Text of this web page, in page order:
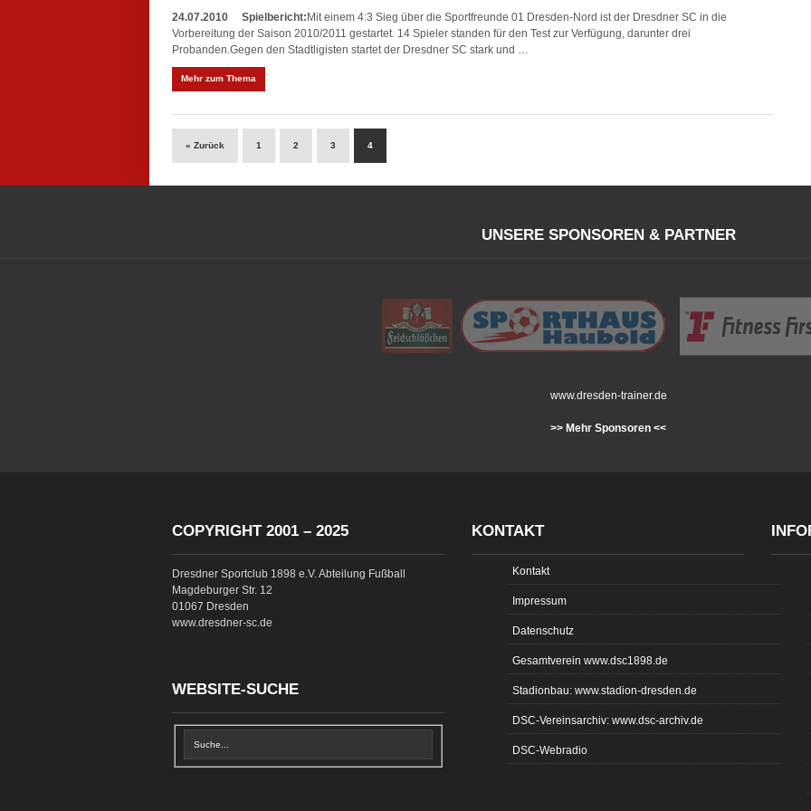
24.07.2010 Spielbericht:Mit einem 4:3 Sieg über die Sportfreunde 01 Dresden-Nord ist der Dresdner SC in die
Vorbereitung der Saison 2010/2011 gestartet. 14 Spieler standen für den Test zur Verfügung, darunter drei
Probanden.Gegen den Stadtligisten startet der Dresdner SC stark und …
Mehr zum Thema
« Zurück 1 2 3 4
UNSERE SPONSOREN & PARTNER
www.dresden-trainer.de
>> Mehr Sponsoren <<
COPYRIGHT 2001 – 2025
Dresdner Sportclub 1898 e.V. Abteilung Fußball
Magdeburger Str. 12
01067 Dresden
www.dresdner-sc.de
WEBSITE-SUCHE
KONTAKT
Kontakt
Impressum
Datenschutz
Gesamtverein www.dsc1898.de
Stadionbau: www.stadion-dresden.de
DSC-Vereinsarchiv: www.dsc-archiv.de
DSC-Webradio